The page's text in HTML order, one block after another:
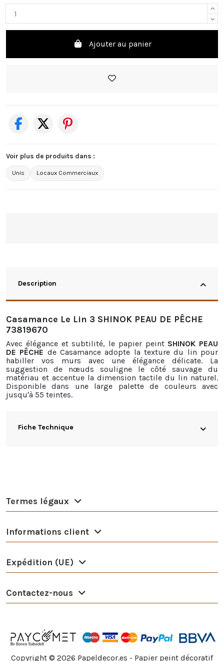
Ajouter au panier
Voir plus de produits dans :
Unis Locaux Commerciaux
Description
Casamance Le Lin 3 SHINOK PEAU DE PÊCHE
73819670
Avec élégance et subtilité, le papier peint SHINOK PEAU
DE PÊCHE de Casamance adopte la texture du lin pour
habiller vos murs avec une élégance délicate. La
suggestion de nœuds souligne le côté sauvage du
matériau et accentue la dimension tactile du lin naturel.
Disponible dans une large palette de couleurs avec
jusqu'à 55 teintes.
Fiche Technique
Termes légaux
Informations client
Expédition (UE)
Contactez-nous
Copyright © 2026 Papeldecor.es - Papier peint décoratif